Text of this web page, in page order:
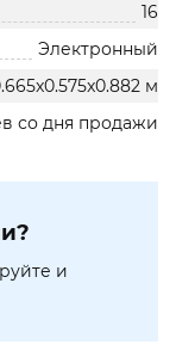
16
Электронный
м
со дня продажи
и